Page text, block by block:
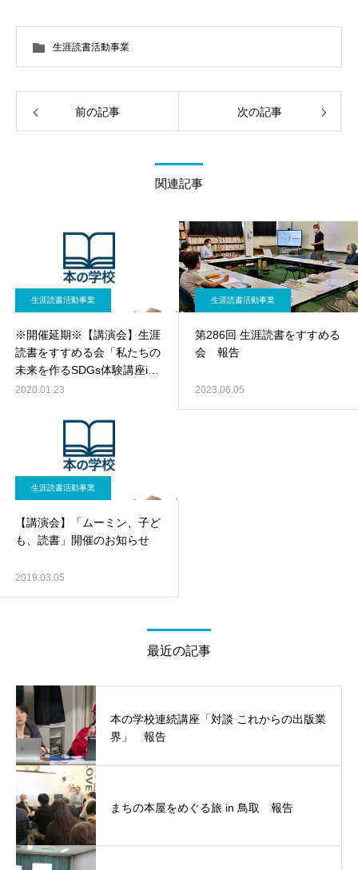
生涯読書活動事業
前の記事 次の記事
関連記事
生涯読書活動事業
※開催延期※【講演会】生涯
読書をすすめる会「私たちの
未来を作るSDGs体験講座in
本の学校」開催のお知らせ
2020.01.23
生涯読書活動事業
第286回 生涯読書をすすめる
会 報告
2023.06.05
生涯読書活動事業
【講演会】「ムーミン、子ど
も、読書」開催のお知らせ
2019.03.05
最近の記事
本の学校連続講座「対談 これからの出版業
界」 報告
まちの本屋をめぐる旅 in 鳥取 報告